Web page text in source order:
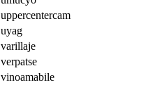
uppercentercam
uyag
varillaje
verpatse
vinoamabile